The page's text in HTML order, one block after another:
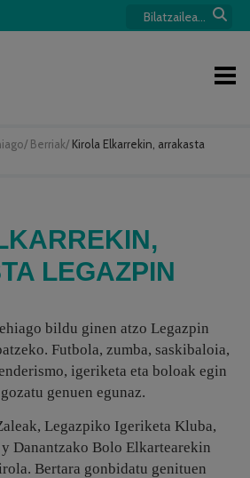
/ Berriak/ Kirola Elkarrekin, arrakasta
LEGAZPIN
bildu ginen atzo Legazpin
Futbola, zumba, saskibaloia,
igeriketa eta boloak egin
genuen egunaz.
Legazpiko Igeriketa Kluba,
Danantzako Bolo Elkartearekin
Bertara gonbidatu genituen